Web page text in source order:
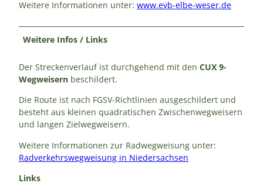
Weitere Informationen unter: www.evb-elbe-weser.de
Weitere Infos / Links
Der Streckenverlauf ist durchgehend mit den CUX 9-
Wegweisern beschildert.
Die Route ist nach FGSV-Richtlinien ausgeschildert und
besteht aus kleinen quadratischen Zwischenwegweisern
und langen Zielwegweisern.
Weitere Informationen zur Radwegweisung unter:
Radverkehrswegweisung in Niedersachsen
Links